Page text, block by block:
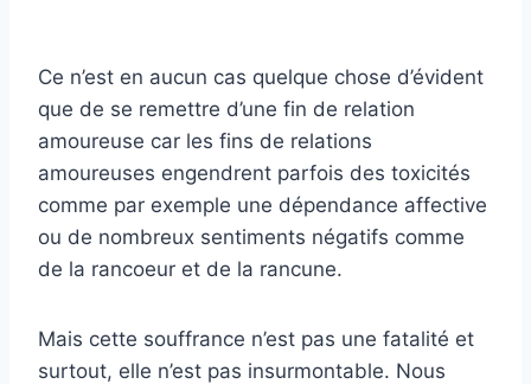
Ce n’est en aucun cas quelque chose d’évident
que de se remettre d’une fin de relation
amoureuse car les fins de relations
amoureuses engendrent parfois des toxicités
comme par exemple une dépendance affective
ou de nombreux sentiments négatifs comme
de la rancoeur et de la rancune.
Mais cette souffrance n’est pas une fatalité et
surtout, elle n’est pas insurmontable. Nous